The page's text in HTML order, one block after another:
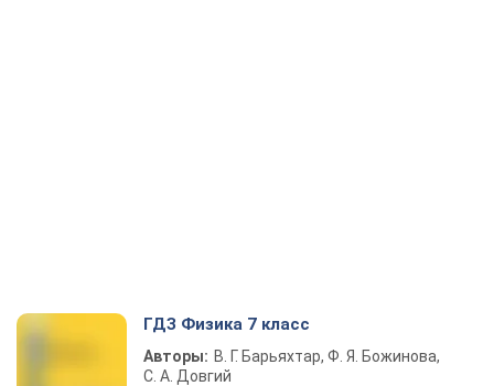
ГДЗ Физика 7 класс
Авторы: В. Г. Барьяхтар, Ф. Я. Божинова,
С. А. Довгий